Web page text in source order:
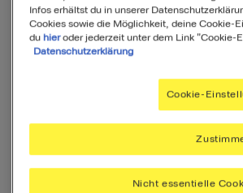
4Portionen
80 g
Brötchen,
Datteln,
Aprikosen,
Infos erhältst du in unserer
Cookies sowie die Möglichkeit, deine Cookie-
du hieroder jederzeit unter dem Link "Cookie-
Datenschutzerklärung
Cookie-
Nicht essentielle